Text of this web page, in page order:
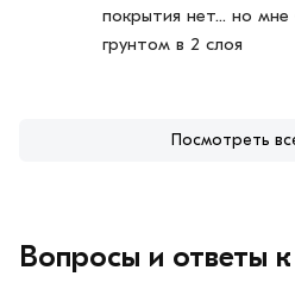
покрытия нет... но
грунтом в 2 слоя
Посмотреть
Вопросы и ответы